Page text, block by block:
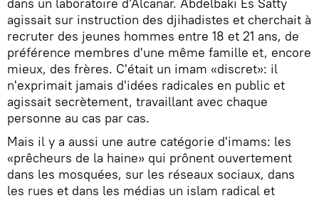
agissait sur instruction des djihadistes et cherchait à
recruter des jeunes hommes entre 18 et 21 ans, de
préférence membres d'une même famille et, encore
mieux, des frères. C'était un imam «discret»: il
n'exprimait jamais d'idées radicales en public et
agissait secrètement, travaillant avec chaque
personne au cas par cas.
Mais il y a aussi une autre catégorie d'imams: les
«prêcheurs de la haine» qui prônent ouvertement
dans les mosquées, sur les réseaux sociaux, dans
les rues et dans les médias un islam radical et